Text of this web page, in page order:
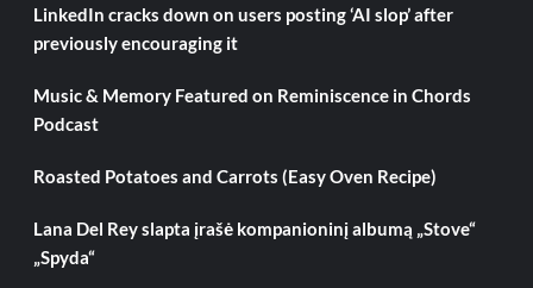
LinkedIn cracks down on users posting ‘AI slop’ after
previously encouraging it
Music & Memory Featured on Reminiscence in Chords
Podcast
Roasted Potatoes and Carrots (Easy Oven Recipe)
Lana Del Rey slapta įrašė kompanioninį albumą „Stove“
„Spyda“